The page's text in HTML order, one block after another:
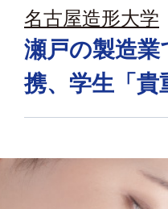
名古屋造形大学
瀬戸の製造
携、学生「貴